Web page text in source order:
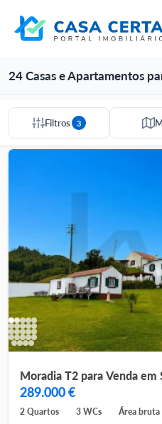
24 Casas e Apartamentos
Filtros 3
Moradia
289.000 €
2 Quartos 3 WCs
Área bruta